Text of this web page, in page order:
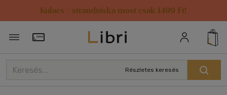
Kulacs / strandtáska most csak 1499 Ft!
Törzsvásárlói Kártya adatai
Részletes keresés